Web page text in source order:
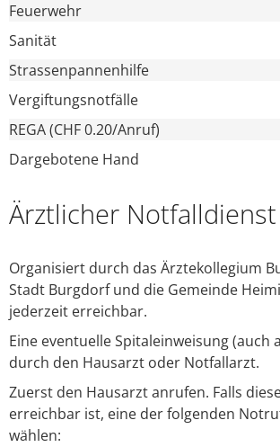
Feuerwehr
Sanität
Strassenpannenhilfe
Vergiftungsnotfälle
REGA(CHF 0.20/Anruf)
Dargebotene Hand
Ärztlicher Notfalldienst
Organisiert durch das Ärztekollegium
Stadt Burgdorf und die Gemeinde
jederzeit erreichbar.
Eine eventuelle Spitaleinweisung
durch den Hausarzt oder Notfallarzt.
Zuerst den Hausarzt anrufen. Falls
erreichbar ist, eine der folgenden
wählen: